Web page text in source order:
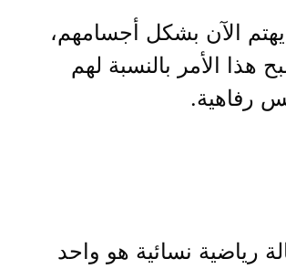
يهتم الآن بشكل أجسامهم،
هذا الأمر بالنسبة لهم
رفاهية.
رياضية نسائية هو واحد